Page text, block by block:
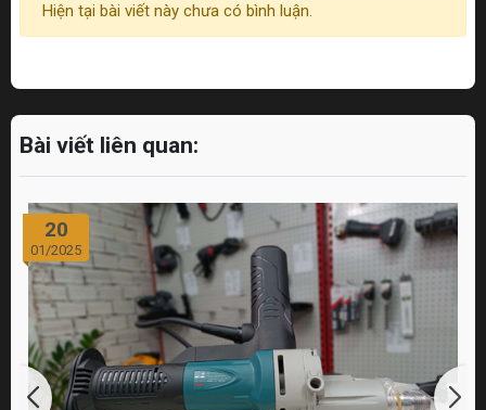
Hiện tại bài viết này chưa có bình luận.
Bài viết liên quan:
20
01/2025